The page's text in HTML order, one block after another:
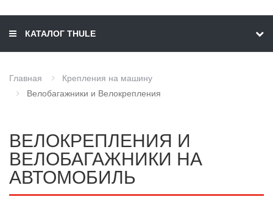
КАТАЛОГ THULE
Главная
Крепления на машину
Велобагажники и Велокрепления
ВЕЛОКРЕПЛЕНИЯ И
ВЕЛОБАГАЖНИКИ НА
АВТОМОБИЛЬ